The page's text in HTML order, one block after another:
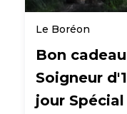
Le Boréon
Bon cadeau
Soigneur d'1
jour Spécial